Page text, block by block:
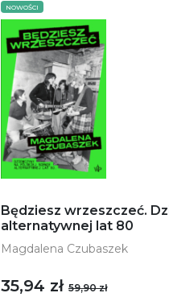
NOWOŚCI
Będziesz wrzeszczeć.
alternatywnej lat 80
Magdalena Czubaszek
35,94 zł 59,90 zł